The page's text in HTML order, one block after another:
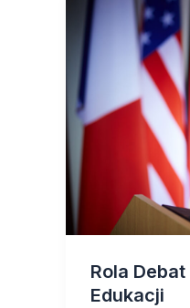
Rola
Edukacji